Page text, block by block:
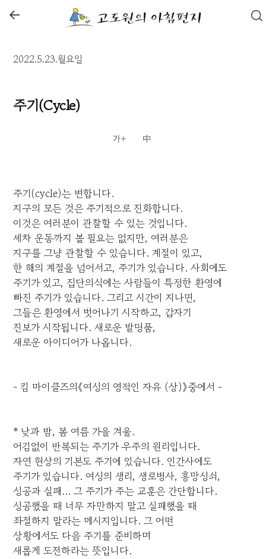
←
2022.5.23.월요일
주기(Cycle)
주기(cycle)는 변합니다.
지구의 모든 것은 주기적으로 진화합니다.
이것은 여러분이 관찰할 수 있는 것입니다.
세차 운동까지 볼 필요는 없지만, 여러분은
지구를 그냥 관찰할 수 있습니다. 계절이 있고,
한 해의 계절을 넘어서고, 주기가 있습니다. 사회에도
주기가 있고, 집단의식에는 사람들이 특정한 환영에
빠진 주기가 있습니다. 그리고 시간이 지나면,
그들은 환영에서 벗어나기 시작하고, 갑자기
진보가 시작됩니다. 새로운 발명품,
새로운 아이디어가 나옵니다.
- 킴 마이클즈의《여성의 영적인 자유 (상)》중에서 -
* 낮과 밤, 봄 여름 가을 겨울.
어김없이 반복되는 주기가 우주의 원리입니다.
자연 현상의 기본도 주기에 있습니다. 인간사에도
주기가 있습니다. 여성의 생리, 생로병사, 흥망성쇠,
성공과 실패... 그 주기가 주는 교훈은 간단합니다.
성공했을 때 너무 자만하지 말고 실패했을 때
좌절하지 말라는 메시지입니다. 그 어떤
상황에서도 다음 주기를 준비하며
새롭게 도전하라는 뜻입니다.